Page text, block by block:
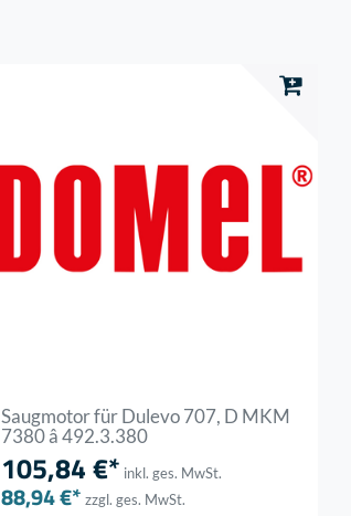
Saugmotor für Dulevo 707, D MKM
7380 â 492.3.380
105,84 €* inkl. ges. MwSt.
88,94 €* zzgl. ges. MwSt.